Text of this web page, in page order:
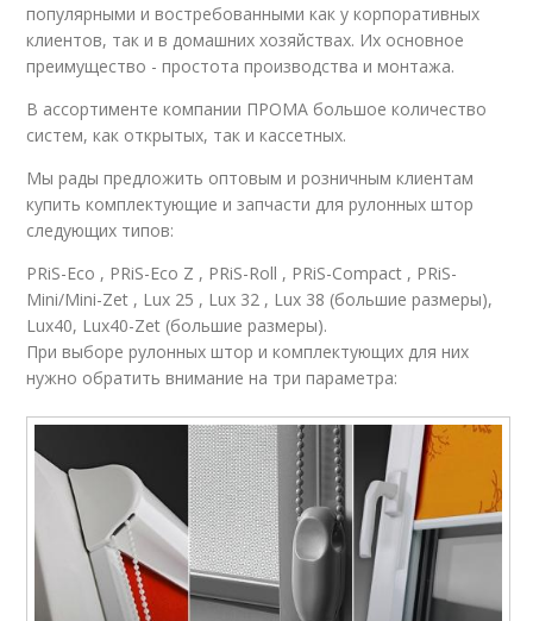
популярными и востребованными как у корпоративных
клиентов, так и в домашних хозяйствах. Их основное
преимущество - простота производства и монтажа.
В ассортименте компании ПРОМА большое количество
систем, как открытых, так и кассетных.
Мы рады предложить оптовым и розничным клиентам
купить комплектующие и запчасти для рулонных штор
следующих типов:
PRiS-Eco , PRiS-Eco Z , PRiS-Roll , PRiS-Compact , PRiS-
Mini/Mini-Zet , Lux 25 , Lux 32 , Lux 38 (большие размеры),
Lux40, Lux40-Zet (большие размеры).
При выборе рулонных штор и комплектующих для них
нужно обратить внимание на три параметра: